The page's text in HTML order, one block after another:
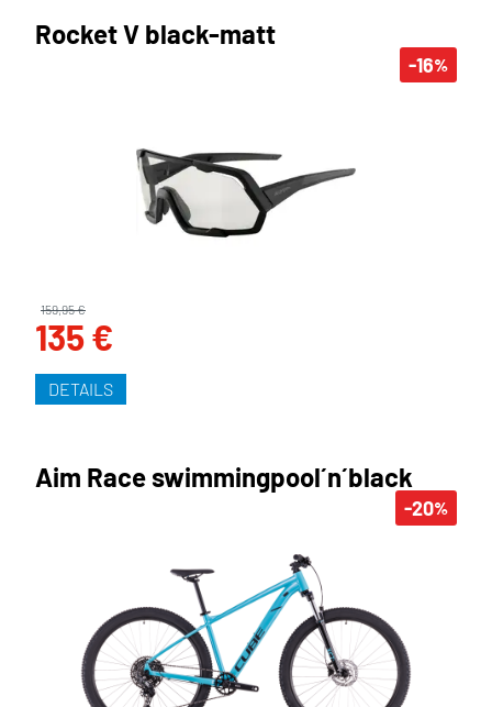
-16%
Rocket V black-matt
135 €
159,95 €
DETAILS
-20%
Aim Race swimmingpool´n´black